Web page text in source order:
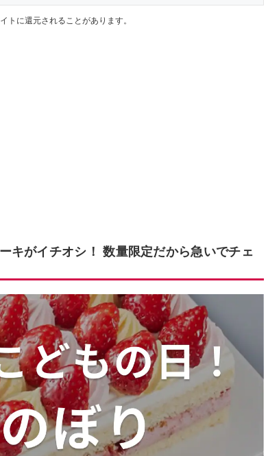
に還元されることがあります。
キがイチオシ！ 数量限定だから急いでチェ